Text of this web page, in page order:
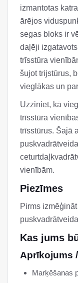
izmantotas
ārējos
segas bloks ir
daļēji
trīsstūra
šujot trijstūrus,
vieglākas un
Uzziniet, kā
trīsstūra
trīsstūrus. Šajā
vienībām.
Piezīmes
Pirms
Kas jums
Aprīkojums
Marķēšanas